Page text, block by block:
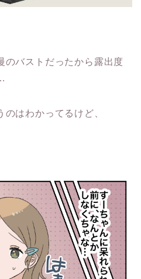
のバストだったから露出度
はわかってるけど、